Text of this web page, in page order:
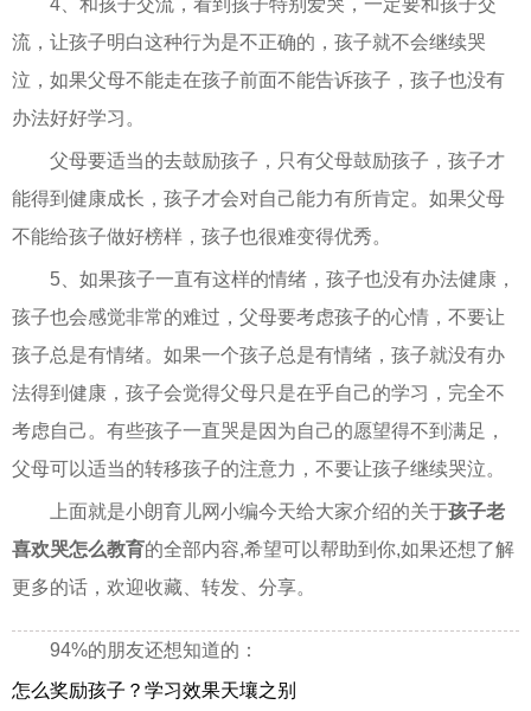
流，让孩子明白这种行为是不正确的，孩子就不会继续哭
泣，如果父母不能走在孩子前面不能告诉孩子，孩子也没有
办法好好学习。
父母要适当的去鼓励孩子，只有父母鼓励孩子，孩子才
能得到健康成长，孩子才会对自己能力有所肯定。如果父母
不能给孩子做好榜样，孩子也很难变得优秀。
5、如果孩子一直有这样的情绪，孩子也没有办法健康，
孩子也会感觉非常的难过，父母要考虑孩子的心情，不要让
孩子总是有情绪。如果一个孩子总是有情绪，孩子就没有办
法得到健康，孩子会觉得父母只是在乎自己的学习，完全不
考虑自己。有些孩子一直哭是因为自己的愿望得不到满足，
父母可以适当的转移孩子的注意力，不要让孩子继续哭泣。
上面就是小朗育儿网小编今天给大家介绍的关于孩子老
喜欢哭怎么教育的全部内容,希望可以帮助到你,如果还想了解
更多的话，欢迎收藏、转发、分享。
94%的朋友还想知道的：
怎么奖励孩子？学习效果天壤之别